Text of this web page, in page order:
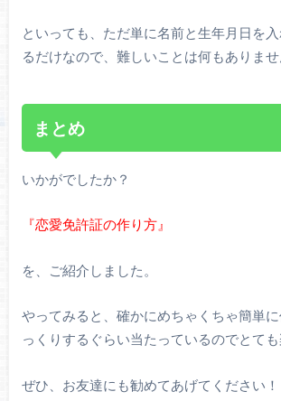
といっても、ただ単に名前と生年月日を
るだけなので、難しいことは何もありま
まとめ
いかがでしたか？
『恋愛免許証の作り方』
を、ご紹介しました。
やってみると、確かにめちゃくちゃ簡単
っくりするぐらい当たっているのでとても
ぜひ、お友達にも勧めてあげてください！